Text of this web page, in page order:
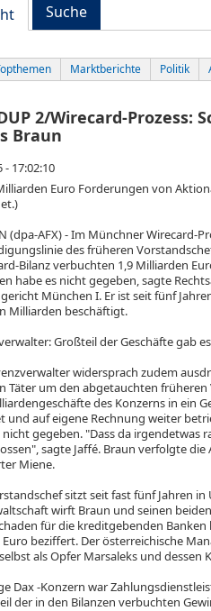
Suche
Marktberichte Politik
2/Wirecard-Prozess:
Braun
- 17:02:10
Euro Forderungen von
(dpa-AFX) - Im Münchner Wirecard-
des früheren
Bilanz verbuchten 1,9 Milliarden
habe es nicht gegeben, sagte
München I. Er ist seit fünf
Milliarden beschäftigt.
Großteil der Geschäfte gab
widersprach zudem
Täter um den abgetauchten
des Konzerns in ein
und auf eigene Rechnung weiter
nicht gegeben. "Dass da irgendetwas
sagte Jaffé. Braun verfolgte
Miene.
sitzt seit fast fünf Jahren
wirft Braun und seinen
für die kreditgebenden
beziffert. Der österreichische
als Opfer Marsaleks und dessen
Dax-Konzern war
der in den Bilanzen verbuchten